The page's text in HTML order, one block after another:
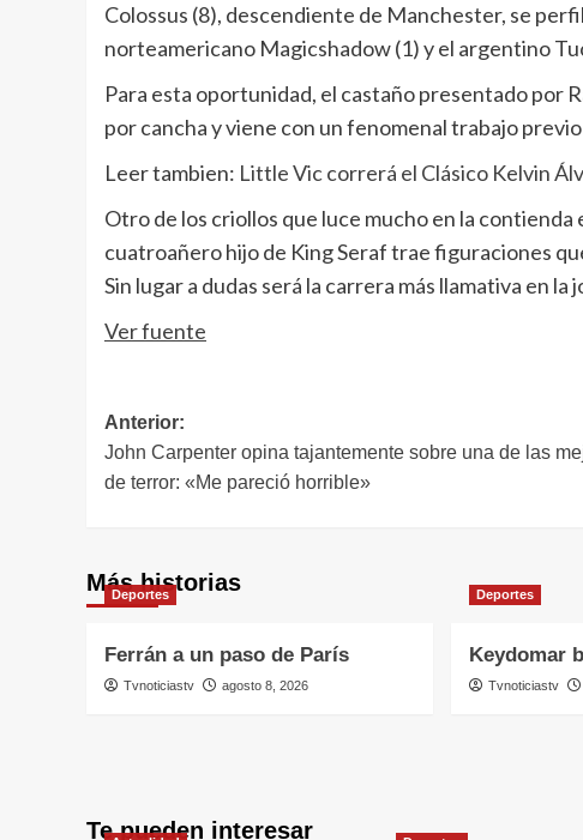
Colossus (8), descendiente de Manchester, se
norteamericano Magicshadow (1) y el argentino
Para esta oportunidad, el castaño presentado por
por cancha y viene con un fenomenal trabajo
Leer tambien: Little Vic correrá el Clásico Kelvin
Otro de los criollos que luce mucho en la contienda
cuatroañero hijo de King Seraf trae figuraciones
Sin lugar a dudas será la carrera más llamativa en la
Ver fuente
Navegación
de
entradas
Anterior:
John Carpenter opina tajantemente sobre una de las
de terror: «Me pareció horrible»
Más historias
Deportes
Ferrán a un paso de París
Tvnoticiastv agosto 8, 2026
Deportes
Keydomar
Tvnoticiastv
Te pueden interesar